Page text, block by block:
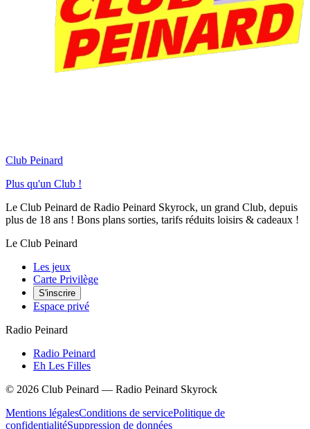
Club Peinard
Plus qu'un Club !
Le Club Peinard de Radio Peinard Skyrock, un grand Club, depuis
plus de 18 ans ! Bons plans sorties, tarifs réduits loisirs & cadeaux !
Le Club Peinard
Les jeux
Carte Privilège
S'inscrire
Espace privé
Radio Peinard
Radio Peinard
Eh Les Filles
© 2026 Club Peinard — Radio Peinard Skyrock
Mentions légalesConditions de servicePolitique de
confidentialitéSuppression de données